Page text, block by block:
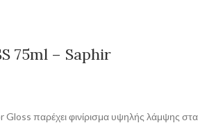
75ml – Saphir
Gloss παρέχει φινίρισμα υψηλής λάμψης στα